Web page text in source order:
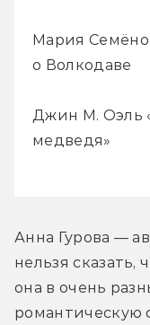
Мария
о Волкодаве
Джин М. Оэль
медведя»
Анна Гурова —
нельзя сказать,
она в очень
романтическую